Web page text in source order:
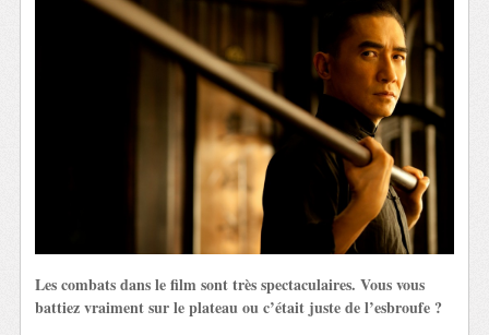
Les combats dans le film sont très spectaculaires. Vous vous
battiez vraiment sur le plateau ou c’était juste de l’esbroufe ?